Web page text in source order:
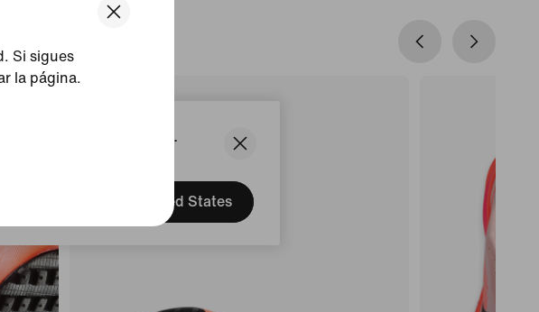
you are in United States.
your location?
United States
Si sigues
la página.